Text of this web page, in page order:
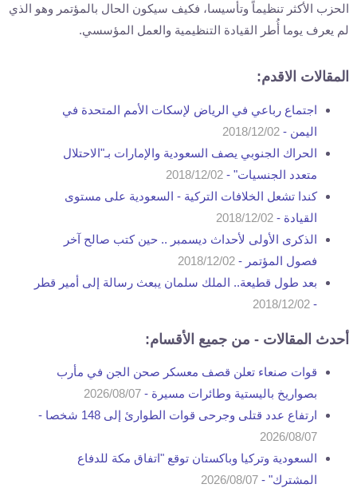
الحزب الأكثر تنظيماً وتأسيسا، فكيف سيكون الحال بالمؤتمر وهو الذي
لم يعرف يوما أُطر القيادة التنظيمية والعمل المؤسسي.
المقالات الاقدم:
اجتماع رباعي في الرياض لإسكات الأمم المتحدة في
اليمن - 2018/12/02
الحراك الجنوبي يصف السعودية والإمارات بـ"الاحتلال
متعدد الجنسيات" - 2018/12/02
كندا تشعل الخلافات التركية - السعودية على مستوى
القيادة - 2018/12/02
الذكرى الأولى لأحداث ديسمبر .. حين كتب صالح آخر
فصول المؤتمر - 2018/12/02
بعد طول قطيعة.. الملك سلمان يبعث رسالة إلى أمير قطر
-
2018/12/02
أحدث المقالات - من جميع الأقسام:
قوات صنعاء تعلن قصف معسكر صحن الجن في مأرب
بصواريخ باليستية وطائرات مسيرة - 2026/08/07
ارتفاع عدد قتلى وجرحى قوات الطوارئ إلى 148 شخصا -
2026/08/07
السعودية وتركيا وباكستان توقع "اتفاق مكة للدفاع
المشترك" - 2026/08/07